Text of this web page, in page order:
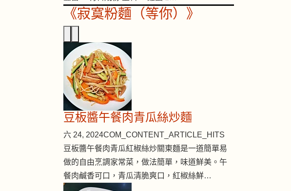
《寂寞粉麵（等你）》
豆板醬午餐肉青瓜絲炒麵
六 24, 2024COM_CONTENT_ARTICLE_HITS
豆板醬午餐肉青瓜紅椒絲炒關東麵是一道簡單易
做的自由烹調家常菜，做法簡單，味道鮮美。午
餐肉鹹香可口，青瓜清脆爽口，紅椒絲鮮…